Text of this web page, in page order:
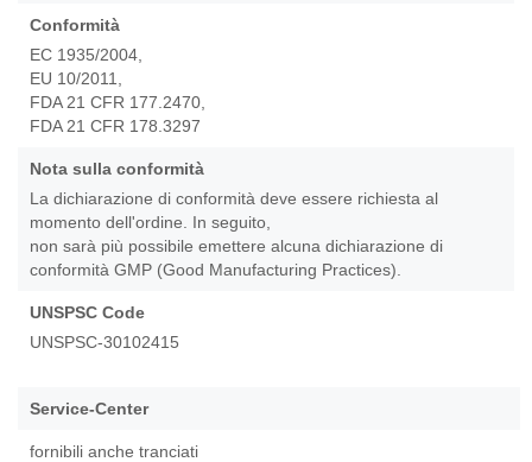
Conformità
EC 1935/2004,
EU 10/2011,
FDA 21 CFR 177.2470,
FDA 21 CFR 178.3297
Nota sulla conformità
La dichiarazione di conformità deve essere richiesta al
momento dell'ordine. In seguito,
non sarà più possibile emettere alcuna dichiarazione di
conformità GMP (Good Manufacturing Practices).
UNSPSC Code
UNSPSC-30102415
Service-Center
fornibili anche tranciati